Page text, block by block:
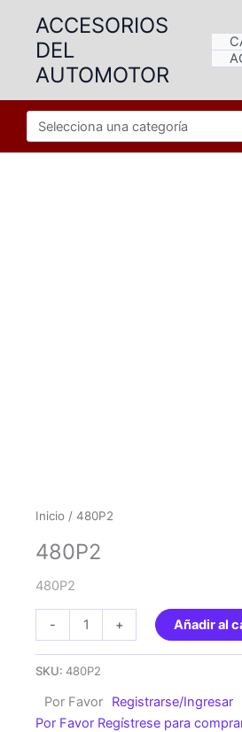
contenido
ACCESORIOS
DEL
AUTOMOTOR
Inicio / 480P2
480P2
480P2
-
cantidad
+ Añadir al
SKU: 480P2
Por Favor Registrarse/Ingresar
Por Favor Regístrese para